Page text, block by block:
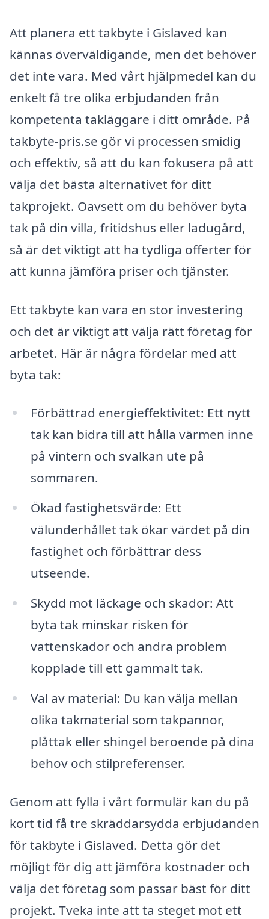
Att planera ett takbyte i Gislaved kan
kännas överväldigande, men det behöver
det inte vara. Med vårt hjälpmedel kan du
enkelt få tre olika erbjudanden från
kompetenta takläggare i ditt område. På
takbyte-pris.se gör vi processen smidig
och effektiv, så att du kan fokusera på att
välja det bästa alternativet för ditt
takprojekt. Oavsett om du behöver byta
tak på din villa, fritidshus eller ladugård,
så är det viktigt att ha tydliga offerter för
att kunna jämföra priser och tjänster.
Ett takbyte kan vara en stor investering
och det är viktigt att välja rätt företag för
arbetet. Här är några fördelar med att
byta tak:
Förbättrad energieffektivitet: Ett nytt
tak kan bidra till att hålla värmen inne
på vintern och svalkan ute på
sommaren.
Ökad fastighetsvärde: Ett
välunderhållet tak ökar värdet på din
fastighet och förbättrar dess
utseende.
Skydd mot läckage och skador: Att
byta tak minskar risken för
vattenskador och andra problem
kopplade till ett gammalt tak.
Val av material: Du kan välja mellan
olika takmaterial som takpannor,
plåttak eller shingel beroende på dina
behov och stilpreferenser.
Genom att fylla i vårt formulär kan du på
kort tid få tre skräddarsydda erbjudanden
för takbyte i Gislaved. Detta gör det
möjligt för dig att jämföra kostnader och
välja det företag som passar bäst för ditt
projekt. Tveka inte att ta steget mot ett